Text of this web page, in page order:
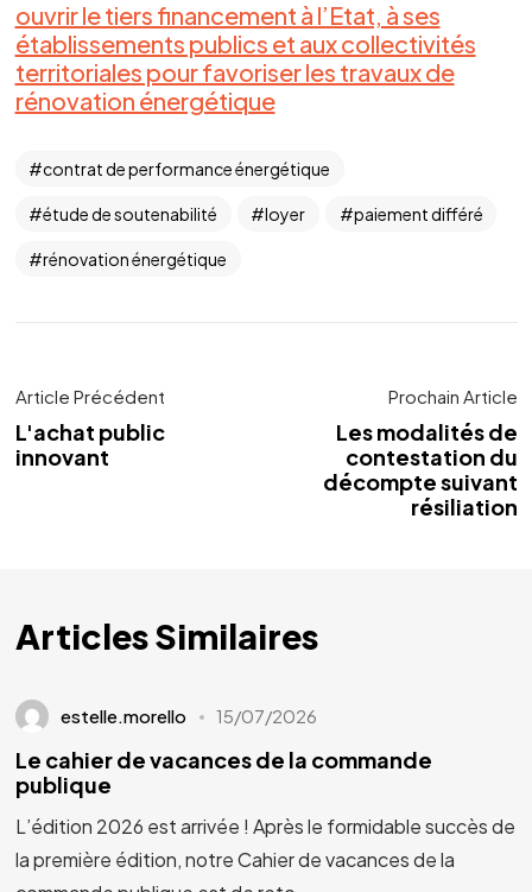
ouvrir le tiers financement à l’Etat, à ses
établissements publics et aux collectivités
territoriales pour favoriser les travaux de
rénovation énergétique
contrat de performance énergétique
étude de soutenabilité loyer paiement différé
rénovation énergétique
Article Précédent
L'achat public
innovant
Prochain Article
Les modalités de
contestation du
décompte suivant
résiliation
Articles Similaires
estelle.morello 15/07/2026
Le cahier de vacances de la commande
publique
L’édition 2026 est arrivée ! Après le formidable succès de
la première édition, notre Cahier de vacances de la